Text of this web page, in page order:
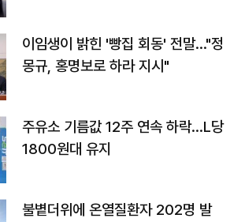
이임생이 밝힌 '빵집 회동' 전말…"정
몽규, 홍명보로 하라 지시"
주유소 기름값 12주 연속 하락…L당
1800원대 유지
불볕더위에 온열질환자 202명 발